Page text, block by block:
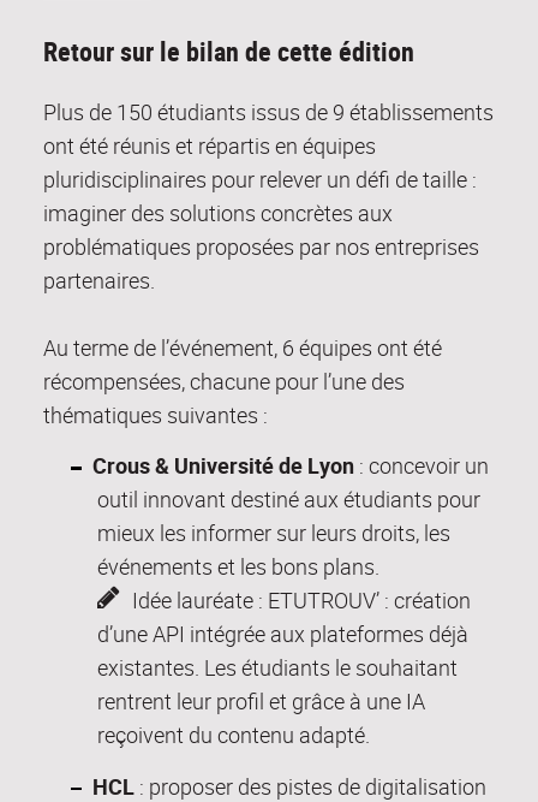
Retour sur le bilan de cette édition
Plus de 150 étudiants issus de 9 établissements
ont été réunis et répartis en équipes
pluridisciplinaires pour relever un défi de taille :
imaginer des solutions concrètes aux
problématiques proposées par nos entreprises
partenaires.
Au terme de l’événement, 6 équipes ont été
récompensées, chacune pour l’une des
thématiques suivantes :
Crous & Université de Lyon: concevoir un
outil innovant destiné aux étudiants pour
mieux les informer sur leurs droits, les
événements et les bons plans.
Idée lauréate : ETUTROUV’ : création
d’une API intégrée aux plateformes déjà
existantes. Les étudiants le souhaitant
rentrent leur profil et grâce à une IA
reçoivent du contenu adapté.
HCL: proposer des pistes de digitalisation